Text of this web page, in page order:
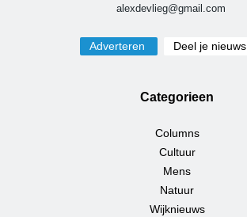
alexdevlieg@gmail.com
Adverteren Deel je nieuws
Categorieen
Columns
Cultuur
Mens
Natuur
Wijknieuws